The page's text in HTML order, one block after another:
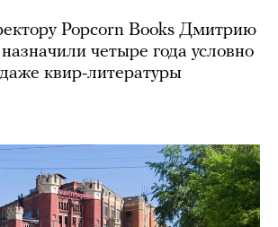
Popcorn Books Дмитрию
четыре года условно
квир-литературы